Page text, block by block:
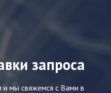
запроса
и мы свяжемся с Вами в